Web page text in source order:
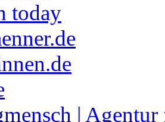
today
| Agentur